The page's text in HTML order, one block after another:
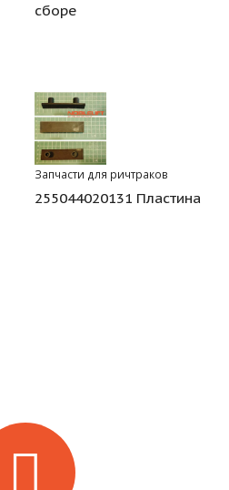
сборе
Запчасти для ричтраков
255044020131 Пластина